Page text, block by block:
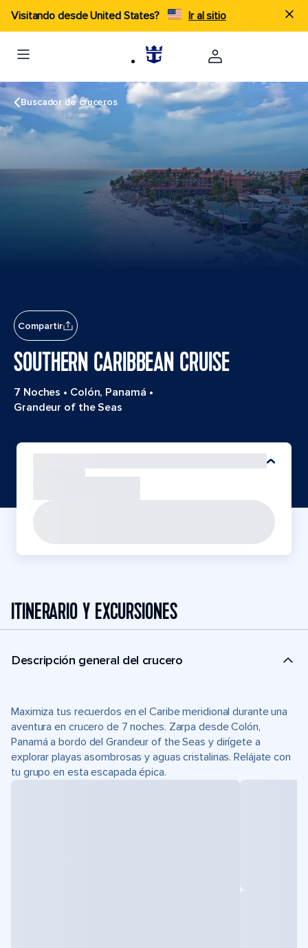
Visitando desde United States? Ir al sitio
Buscador de cruceros
Compartir
SOUTHERN CARIBBEAN CRUISE
7 Noches • Colón, Panamá •
Grandeur of the Seas
ITINERARIO Y EXCURSIONES
Descripción general del crucero
Maximiza tus recuerdos en el Caribe meridional durante una
aventura en crucero de 7 noches. Zarpa desde Colón,
Panamá a bordo del Grandeur of the Seas y dirígete a
explorar playas asombrosas y aguas cristalinas. Relájate con
tu grupo en esta escapada épica.